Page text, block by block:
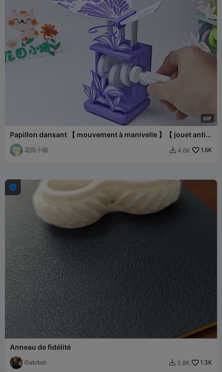
GIF
Papillon dansant 【 mouvement à manivelle 】【 jouet anti-
stress 】
花田小猫  4.6K 1.6K

Anneau de fidélité
Gabitoh  3.8K 1.3K